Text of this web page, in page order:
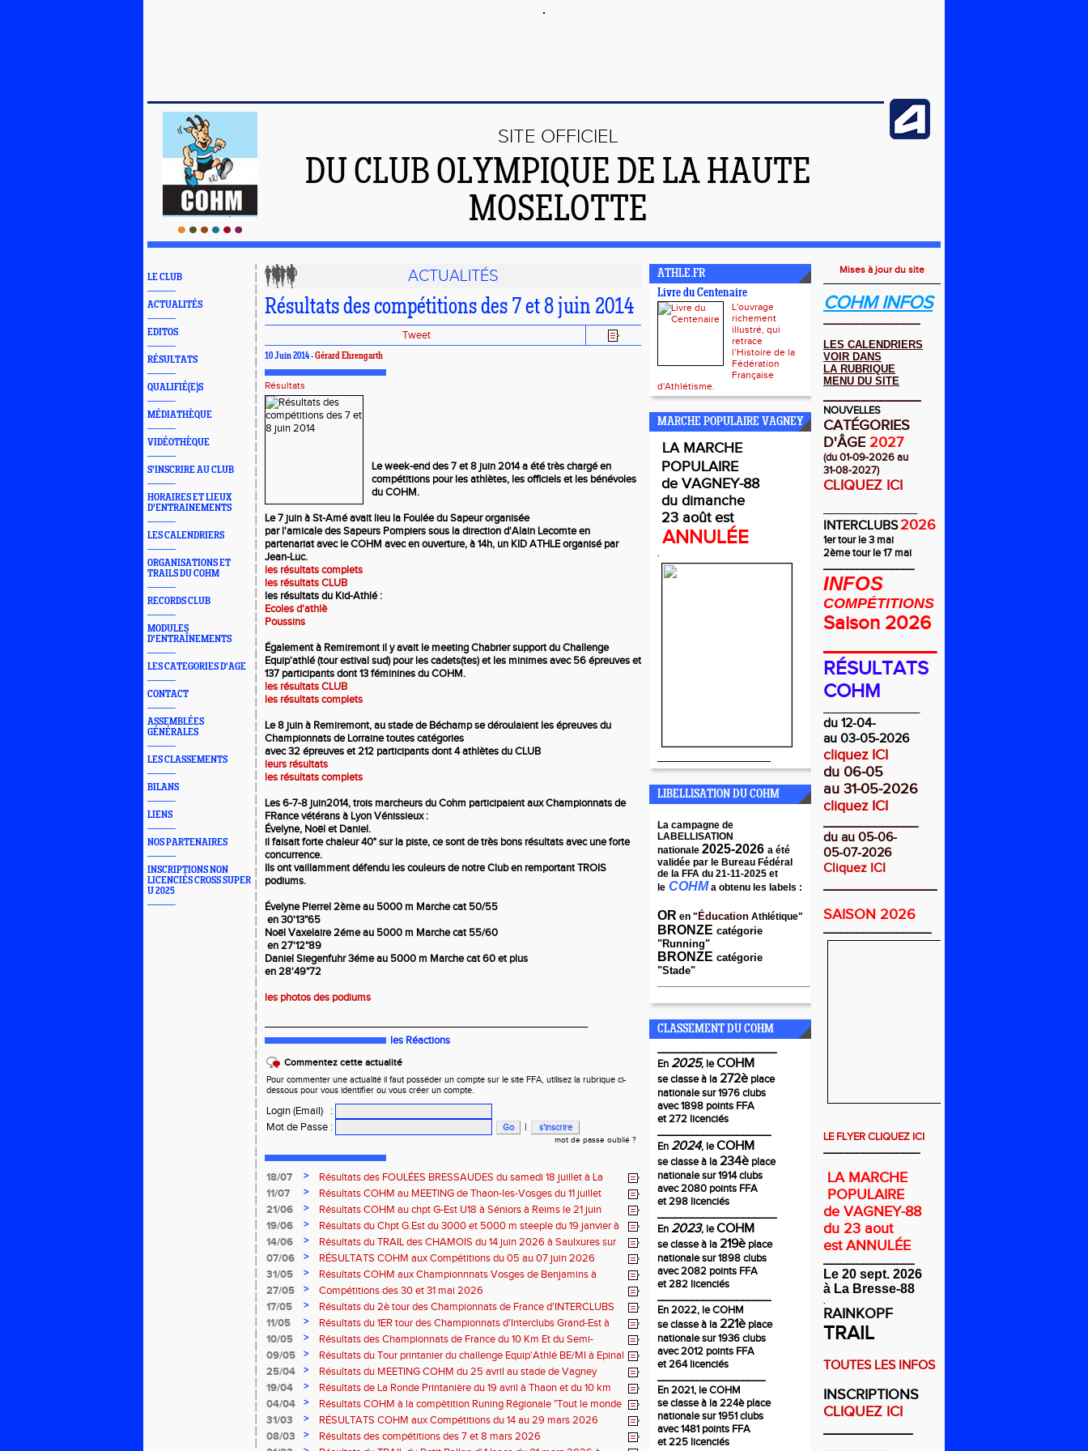
SITE OFFICIEL
DU CLUB OLYMPIQUE DE LA HAUTE
MOSELOTTE
LE CLUB
ACTUALITÉS
EDITOS
RÉSULTATS
QUALIFIÉ(E)S
MÉDIATHÈQUE
VIDÉOTHÈQUE
S'INSCRIRE AU CLUB
HORAIRES ET LIEUX
D'ENTRAINEMENTS
LES CALENDRIERS
ORGANISATIONS ET
TRAILS DU COHM
RECORDS CLUB
MODULES
D'ENTRAÎNEMENTS
LES CATEGORIES D'AGE
CONTACT
ASSEMBLÉES
GÉNÉRALES
LES CLASSEMENTS
BILANS
LIENS
NOS PARTENAIRES
INSCRIPTIONS NON
LICENCIÉS CROSS SUPER
U 2025
ACTUALITÉS
Résultats des compétitions des 7 et 8 juin 2014
Tweet
10 Juin 2014 -Gérard Ehrengarth
Résultats
Le week-end des 7 et 8 juin 2014 a été très chargé en
compétitions pour les athlètes, les officiels et les bénévoles
du COHM.
Le 7 juin à St-Amé avait lieu la Foulée du Sapeur organisée
par l'amicale des Sapeurs Pompiers sous la direction d'Alain Lecomte en
partenariat avec le COHM avec en ouverture, à 14h, un KID ATHLE organisé par
Jean-Luc.
les résultats complets
les résultats CLUB
les résultats du Kid-Athlé :
Ecoles d'athlè
Poussins
Également à Remiremont il y avait le meeting Chabrier support du Challenge
Equip'athlé (tour estival sud) pour les cadets(tes) et les minimes avec 56 épreuves et
137 participants dont 13 féminines du COHM.
les résultats CLUB
les résultats complets
Le 8 juin à Remiremont, au stade de Béchamp se déroulaient les épreuves du
Championnats de Lorraine toutes catégories
avec 32 épreuves et 212 participants dont 4 athlètes du CLUB
leurs résultats
les résultats complets
Les 6-7-8 juin2014, trois marcheurs du Cohm participaient aux Championnats de
FRance vétérans à Lyon Vénissieux :
Évelyne, Noël et Daniel.
il faisait forte chaleur 40° sur la piste, ce sont de très bons résultats avec une forte
concurrence.
Ils ont vaillamment défendu les couleurs de notre Club en remportant TROIS
podiums.
Évelyne Pierrel 2ème au 5000 m Marche cat 50/55
en 30'13"65
Noël Vaxelaire 2éme au 5000 m Marche cat 55/60
en 27'12"89
Daniel Siegenfuhr 3éme au 5000 m Marche cat 60 et plus
en 28'49"72
les photos des podiums
les Réactions
Commentez cette actualité
Pour commenter une actualité il faut posséder un compte sur le site FFA, utilisez la rubrique ci-
dessous pour vous identifier ou vous créer un compte.
Login (Email)
:
Mot de Passe : |
mot de passe oublié ?
18/07 >
Résultats des FOULÉES BRESSAUDES du samedi 18 juillet à La
Bresse
11/07 >
Résultats COHM au MEETING de Thaon-les-Vosges du 11 juillet
2026
21/06 >
Résultats COHM au chpt G-Est U18 à Séniors à Reims le 21 juin
2026
19/06 >
Résultats du Chpt G.Est du 3000 et 5000 m steeple du 19 janvier à
Amneville
14/06 >
Résultats du TRAIL des CHAMOIS du 14 juin 2026 à Saulxures sur
Moselotte
07/06 >
RÉSULTATS COHM aux Compétitions du 05 au 07 juin 2026
31/05
>
Résultats COHM aux Championnnats Vosges de Benjamins à
Masters du 31 mai 2026 à Remiremont
27/05 >
Compétitions des 30 et 31 mai 2026
17/05
>
Résultats du 2è tour des Championnats de France d'INTERCLUBS
région G-Est du 17 mai 2025 à Bischwiller-67
11/05 >
Résultats du 1ER tour des Championnats d'Interclubs Grand-Est à
Thaon-les Vosges
10/05 >
Résultats des Championnats de France du 10 Km Et du Semi-
Marathon du 10 mai à Troyes
09/05 >
Résultats du Tour printanier du challenge Equip'Athlé BE/MI à Epinal
25/04
>
Résultats du MEETING COHM du 25 avril au stade de Vagney
19/04
>
Résultats de La Ronde Printanière du 19 avril à Thaon et du 10 km
route de Belfort
04/04 >
Résultats COHM à la compètition Runing Régionale "Tout le monde
court" des 4 et 5 avril à Toul
31/03 >
RÉSULTATS COHM aux Compétitions du 14 au 29 mars 2026
08/03
>
Résultats des compétitions des 7 et 8 mars 2026
ATHLE.FR
Livre du Centenaire
L'ouvrage
richement
illustré, qui
retrace
l’Histoire de la
Fédération
Française
d'Athlétisme.
MARCHE POPULAIRE VAGNEY
LA MARCHE
POPULAIRE
de VAGNEY-88
du dimanche
23 août est
ANNULÉE
.
LIBELLISATION DU COHM
La campagne de
LABELLISATION
nationale 2025-2026 a été
validée par le Bureau Fédéral
de la FFA du 21-11-2025 et
le COHM a obtenu les labels :
OR en " Éducation Athlétique"
BRONZE catégorie
"Running"
BRONZE catégorie
"Stade"
CLASSEMENT DU COHM
_____________________
En2025, leCOHM
se classe à la272è place
nationale sur 1976 clubs
avec 1898 points FFA
et 272 licenciés
____________________
En2024, leCOHM
se classe à la234è place
nationale sur 1914 clubs
avec 2080 points FFA
et 298 licenciés
_____________________
En2023, leCOHM
se classe à la219è place
nationale sur 1898 clubs
avec 2082 points FFA
et 282 licenciés
____________________
En2022, le COHM
se classe à la221è place
nationale sur 1936 clubs
avec 2012 points FFA
et 264 licenciés
___________________
En 2021, le COHM
se classe à la224èplace
nationale sur 1951 clubs
avec 1481 points FFA
et 225 licenciés
Mises à jour du site
COHM INFOS
_________________
LES CALENDRIERS
VOIR DANS
LA RUBRIQUE
MENU DU SITE
NOUVELLES
CATÉGORIES
D'ÂGE 2027
(du 01-09-2026 au
31-08-2027)
CLIQUEZ ICI
INTERCLUBS 2026
1er tour le 3 mai
2ème tour le 17 mai
________________
INFOS
COMPÉTITIONS
Saison 2026
__________
RÉSULTATS
COHM
du 12-04-
au 03-05-2026
cliquez ICI
du 06-05
au 31-05-2026
cliquez ICI
_____________
du au 05-06-
05-07-2026
Cliquez ICI
SAISON 2026
___________________
LE FLYER CLIQUEZ ICI
_________________
LA MARCHE
POPULAIRE
de VAGNEY-88
du 23 aout
est ANNULÉE
________________
Le 20 sept. 2026
à La Bresse-88
RAINKOPF
TRAIL
TOUTES LES INFOS
INSCRIPTIONS
CLIQUEZ ICI